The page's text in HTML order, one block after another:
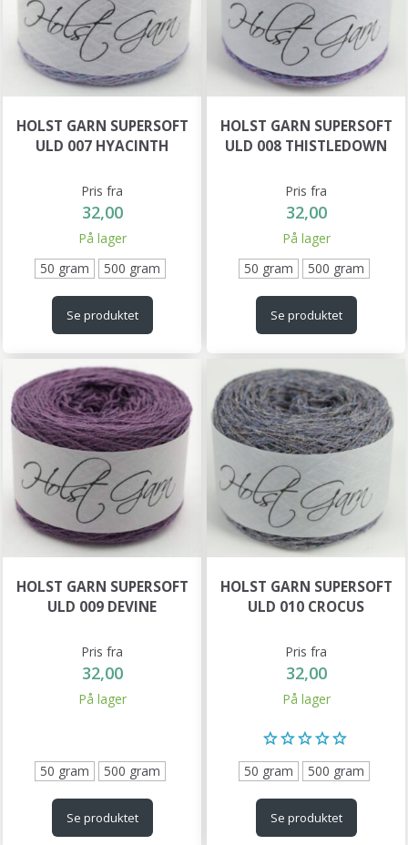
HOLST GARN SUPERSOFT
ULD 007 HYACINTH
Pris fra
32,00
På lager
50 gram
500 gram
Se produktet
HOLST GARN SUPERSOFT
ULD 008 THISTLEDOWN
Pris fra
32,00
På lager
50 gram
500 gram
Se produktet
HOLST GARN SUPERSOFT
ULD 009 DEVINE
Pris fra
32,00
På lager
50 gram 500 gram
Se produktet
HOLST GARN SUPERSOFT
ULD 010 CROCUS
Pris fra
32,00
På lager
50 gram 500 gram
Se produktet